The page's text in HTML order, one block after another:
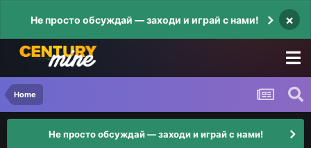
Не просто обсуждай — заходи и играй с нами! ×
Home
Не просто обсуждай — заходи и играй с нами!